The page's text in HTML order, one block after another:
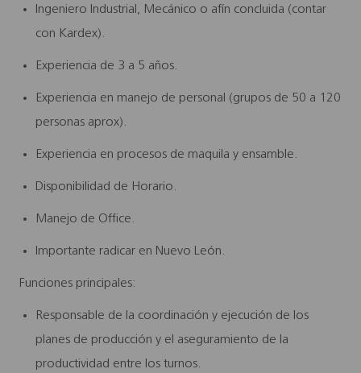
Ingeniero Industrial, Mecánico o afín concluida (contar
con Kardex).
Experiencia de 3 a 5 años.
Experiencia en manejo de personal (grupos de 50 a 120
personas aprox).
Experiencia en procesos de maquila y ensamble.
Disponibilidad de Horario.
Manejo de Office.
Importante radicar en Nuevo León.
Funciones principales:
Responsable de la coordinación y ejecución de los
planes de producción y el aseguramiento de la
productividad entre los turnos.